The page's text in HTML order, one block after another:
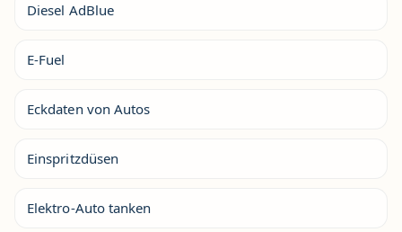
Diesel AdBlue
E-Fuel
Eckdaten von Autos
Einspritzdüsen
Elektro-Auto tanken